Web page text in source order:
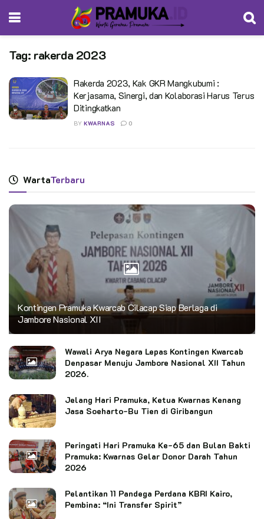
Tag: rakerda 2023
Rakerda 2023, Kak GKR Mangkubumi :
Kerjasama, Sinergi, dan Kolaborasi Harus Terus
Ditingkatkan
BY KWARNAS 0
WartaTerbaru
Kontingen Pramuka Kwarcab Cilacap Siap Berlaga di
Jambore Nasional XII
Wawali Arya Negara Lepas Kontingen Kwarcab
Denpasar Menuju Jambore Nasional XII Tahun
2026.
Jelang Hari Pramuka, Ketua Kwarnas Kenang
Jasa Soeharto-Bu Tien di Giribangun
Peringati Hari Pramuka Ke-65 dan Bulan Bakti
Pramuka: Kwarnas Gelar Donor Darah Tahun
2026
Pelantikan 11 Pandega Perdana KBRI Kairo,
Pembina: “Ini Transfer Spirit”